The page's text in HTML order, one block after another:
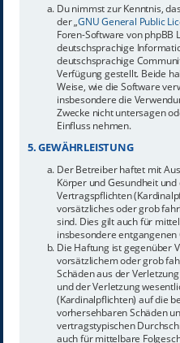
Du nimmst zur Kenntnis,
der „GNU General Public
Foren-Software von phpBB
deutschsprachige
deutschsprachige
Verfügung gestellt. Beide
Weise, wie die Software
insbesondere die
Zwecke nicht untersagen
Einfluss nehmen.
5. GEWÄHRLEISTUNG
Der Betreiber haftet mit
Körper und Gesundheit
Vertragspflichten
vorsätzliches oder grob
sind. Dies gilt auch für
insbesondere entgangenen
Die Haftung ist gegenüber
vorsätzlichem oder grob
Schäden aus der
und der Verletzung
(Kardinalpflichten) auf die
vorhersehbaren Schäden
vertragstypischen
auch für mittelbare